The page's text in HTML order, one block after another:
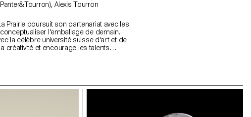
Prairie poursuit son partenariat avec les
l'emballage de demain.
la célèbre université suisse d'art et de
créativité et encourage les talents